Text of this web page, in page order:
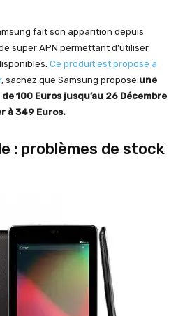
fait son apparition depuis
super APN permettant d’utiliser
Ce produit est proposé à
, sachez que Samsung propose une
100 Euros jusqu’au 26 Décembre
à 349 Euros.
: problèmes de stock